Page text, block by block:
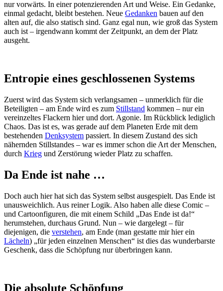
nur vorwärts. In einer potenzierenden Art und Weise. Ein Gedanke,
einmal gedacht, bleibt bestehen. Neue Gedanken bauen auf den
alten auf, die also statisch sind. Ganz egal nun, wie groß das System
auch ist – irgendwann kommt der Zeitpunkt, an dem der Platz
ausgeht.
Entropie eines geschlossenen Systems
Zuerst wird das System sich verlangsamen – unmerklich für die
Beteiligten – am Ende wird es zum Stillstand kommen – nur ein
vereinzeltes Flackern hier und dort. Agonie. Im Rückblick lediglich
Chaos. Das ist es, was gerade auf dem Planeten Erde mit dem
bestehenden Denksystem passiert. In diesem Zustand des sich
nähernden Stillstandes – war es immer schon die Art der Menschen,
durch Krieg und Zerstörung wieder Platz zu schaffen.
Da Ende ist nahe …
Doch auch hier hat sich das System selbst ausgespielt. Das Ende ist
unausweichlich. Aus reiner Logik. Also haben alle diese Comic –
und Cartoonfiguren, die mit einem Schild „Das Ende ist da!“
herumstehen, durchaus Grund. Nun – wie dargelegt – für
diejenigen, die verstehen, am Ende (man gestatte mir hier ein
Lächeln) „für jeden einzelnen Menschen“ ist dies das wunderbarste
Geschenk, dass die Schöpfung nur überbringen kann.
Die absolute Schöpfung